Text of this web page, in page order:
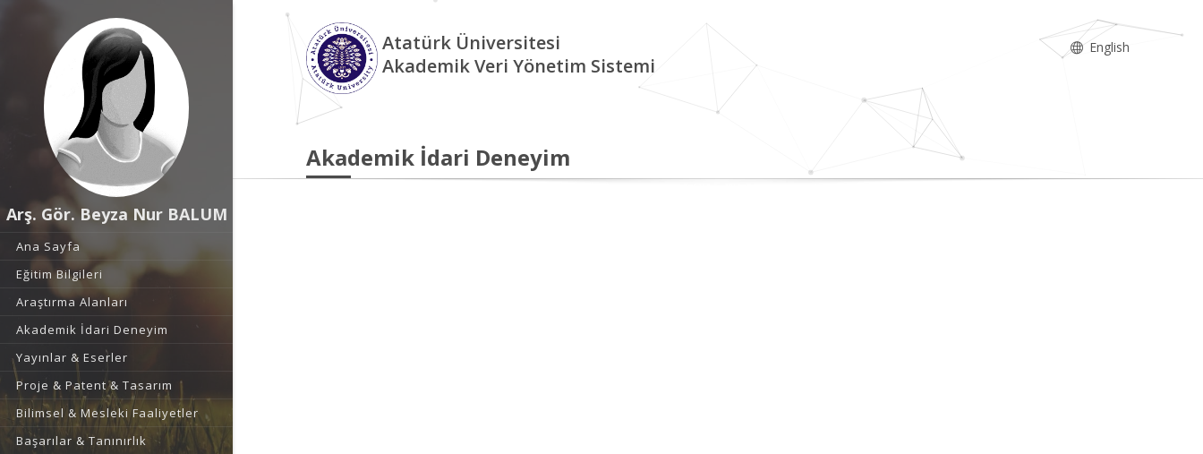
Arş. Gör. Beyza Nur BALUM
Ana Sayfa
Eğitim Bilgileri
Araştırma Alanları
Akademik İdari Deneyim
Yayınlar & Eserler
Proje & Patent & Tasarım
Bilimsel & Mesleki Faaliyetler
Başarılar & Tanınırlık
Atatürk Üniversitesi
Akademik Veri Yönetim Sistemi
English
Akademik İdari Deneyim